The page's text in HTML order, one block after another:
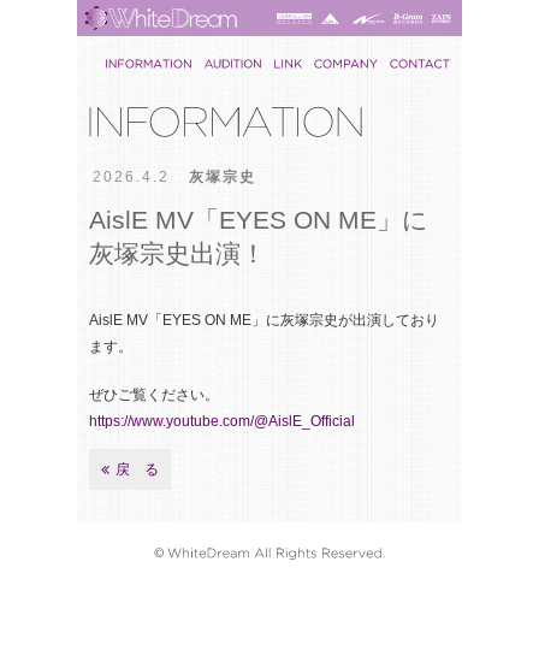
2026.4.2 灰塚宗史
AislE MV「EYES ON ME」に
灰塚宗史出演！
AislE MV「EYES ON ME」に灰塚宗史が出演しており
ます。
ぜひご覧ください。
https://www.youtube.com/@AislE_Official
戻 る